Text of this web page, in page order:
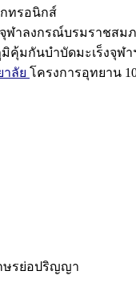
กทรอนิกส์
ฬาลงกรณ์บรมราชสม
คุ้มกันบำบัดมะเร็งจุฬา
าลัย โครงการอุทยาน
รย่อปริญญา